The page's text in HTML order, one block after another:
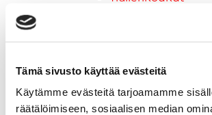
Tämä sivusto käyttää evästeitä
Käytämme evästeitä tarjoamamme
räätälöimiseen, sosiaalisen median
Venerenkaat ja
Kansiruuvikkeet
Kansiruuvikkeiden